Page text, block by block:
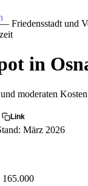
in
moderaten
Link
März 2026
165.000